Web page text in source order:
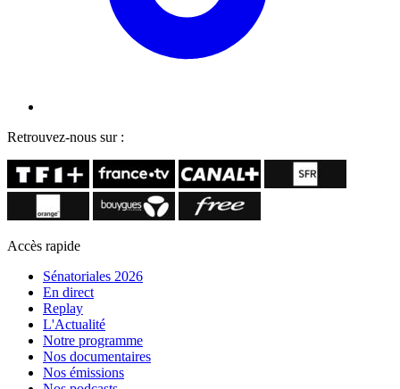
Retrouvez-nous sur :
Accès rapide
Sénatoriales 2026
En direct
Replay
L'Actualité
Notre programme
Nos documentaires
Nos émissions